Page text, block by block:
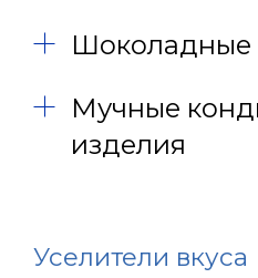
Шоколадные
Мучные
изделия
Уселители вкуса